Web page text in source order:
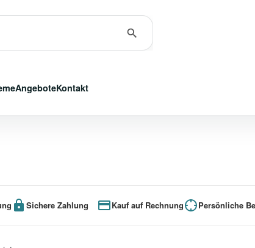
AngeboteKontakt
Sichere Zahlung Kauf auf Rechnung Persönliche